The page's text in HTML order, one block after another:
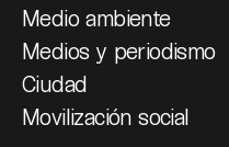
Medio ambiente
Medios y periodismo
Ciudad
Movilización social